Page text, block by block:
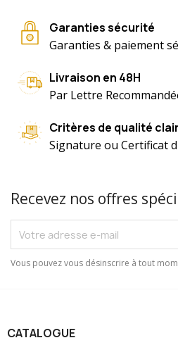
Garanties sécurité
Garanties & paiement
Livraison en 48H
Par Lettre
Critères de qualité
Signature ou Certificat
Recevez nos offres
Vous pouvez vous désinscrire à tout
CATALOGUE